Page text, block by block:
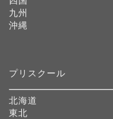
九州
沖縄
プリスクール
北海道
東北